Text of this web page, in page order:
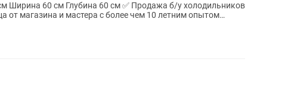
от магазина и мастера с более чем 10 летним опытом